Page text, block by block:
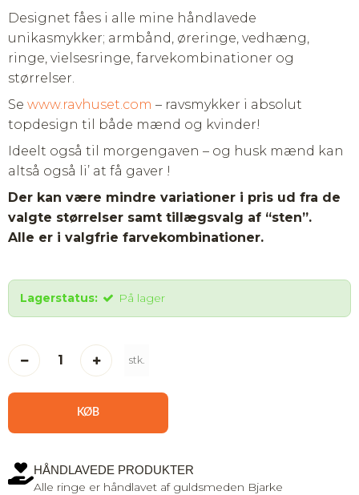
Designet fåes i alle mine håndlavede
unikasmykker; armbånd, øreringe, vedhæng,
ringe, vielsesringe, farvekombinationer og
størrelser.
Se www.ravhuset.com – ravsmykker i absolut
topdesign til både mænd og kvinder!
Ideelt også til morgengaven – og husk mænd kan
altså også li’ at få gaver !
Der kan være mindre variationer i pris ud fra de
valgte størrelser samt tillægsvalg af “sten”.
Alle er i valgfrie farvekombinationer.
Lagerstatus: På lager
stk.
KØB
HÅNDLAVEDE PRODUKTER
Alle ringe er håndlavet af guldsmeden Bjarke